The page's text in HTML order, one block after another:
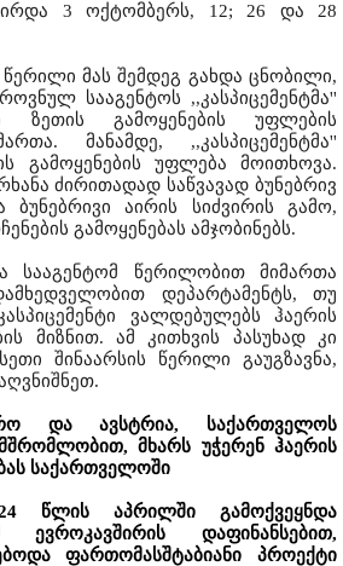
3 ოქტომბერს, 12; 26 და 28
მას შემდეგ გახდა ცნობილი,
სააგენტოს ,,კასპიცემენტმა''
ზეთის გამოყენების უფლების
მანამდე, ,,კასპიცემენტმა''
გამოყენების უფლება მოითხოვა.
ძირითადად საწვავად ბუნებრივ
ბუნებრივი აირის სიძვირის გამო,
გამოყენებას ამჯობინებს.
სააგენტომ წერილობით მიმართა
დეპარტამენტს, თუ
ვალდებულებს ჰაერის
მიზნით. ამ კითხვის პასუხად კი
შინაარსის წერილი გაუგზავნა,
და ავსტრია, საქართველოს
მხარს უჭერენ ჰაერის
საქართველოში
წლის აპრილში გამოქვეყნდა
დაფინანსებით,
ფართომასშტაბიანი პროექტი